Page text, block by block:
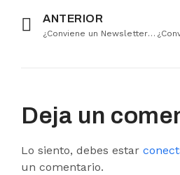
ANTERIOR
¿Conviene un Newsletter en mi página web?
Deja un
Lo siento, debes estar
un comentario.